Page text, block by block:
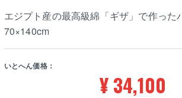
エジプト産の最高級綿「ギザ」で作っ
70×140cm
いとへん価格：
¥34,100